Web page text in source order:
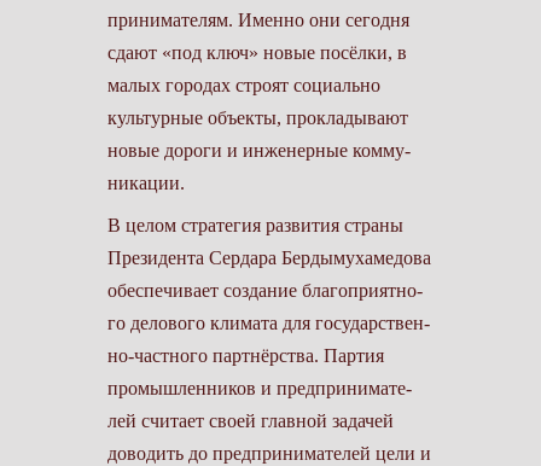
принимателям. Именно они сегодня
сдают «под ключ» новые посёлки, в
малых городах строят социально
культурные объекты, прокладывают
новые дороги и инженерные комму­
никации.
В целом стратегия развития страны
Президента Сердара Бердымухамедова
обеспечивает создание благоприятно­
го делового климата для государствен­
но-частного партнёрства. Партия
промышленников и предпринимате­
лей считает своей главной задачей
доводить до предпринимателей цели и